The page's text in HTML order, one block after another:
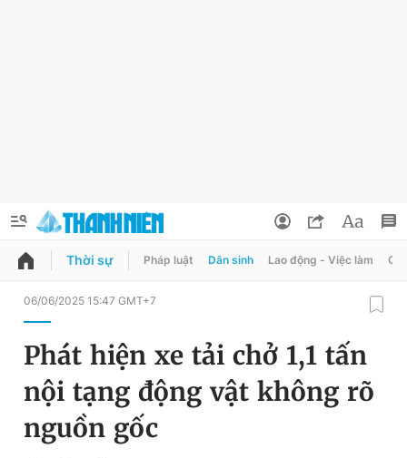
QUẢNG CÁO
Chuyên mục
Chuyên mục khác
Đổi mật khẩu
Tin đã lưu
Tin đã xem
Thời sự Pháp luật Dân sinh Lao động - Việc làm
06/06/2025 15:47 GMT+7
Phát hiện xe tải chở 1,1 tấn
nội tạng động vật không rõ
nguồn gốc